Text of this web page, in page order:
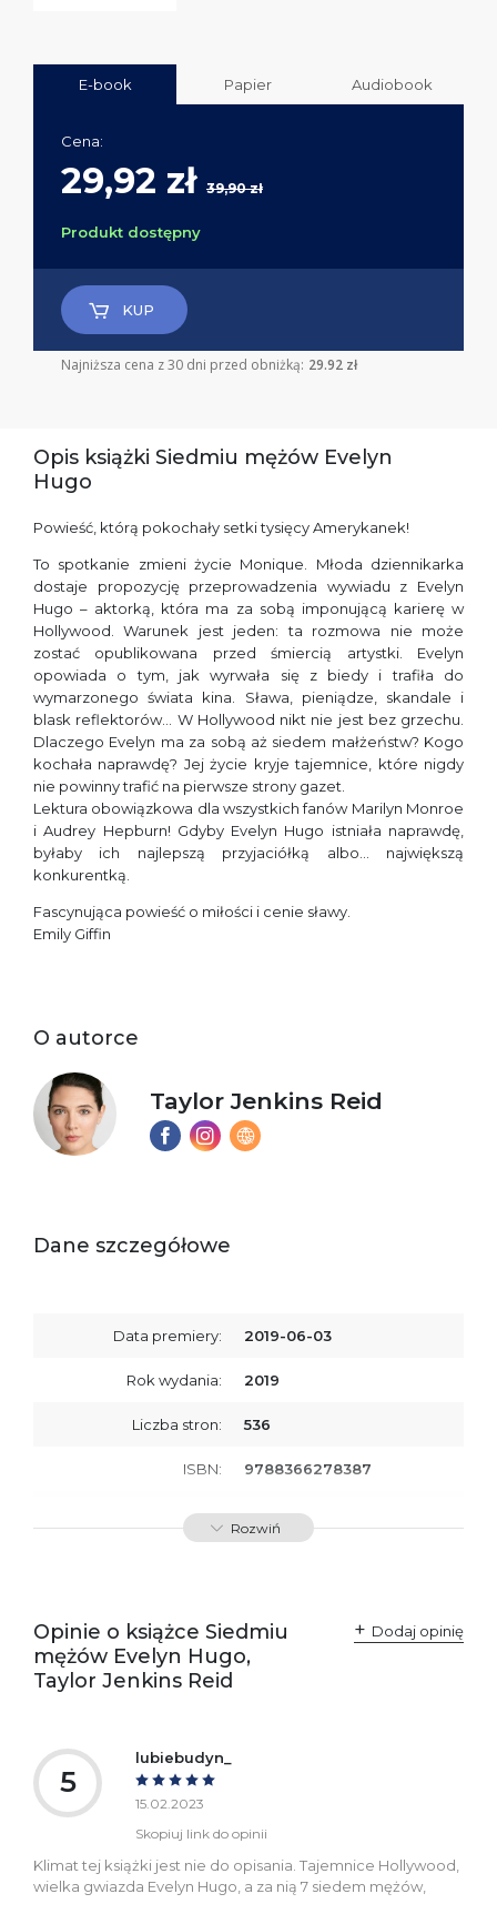
E-book Papier Audiobook
Cena:
29,92 zł 39,90 zł
Produkt dostępny
KUP
Najniższa cena z 30 dni przed obniżką: 29.92 zł
Opis książki Siedmiu mężów Evelyn
Hugo
Powieść, którą pokochały setki tysięcy Amerykanek!
To spotkanie zmieni życie Monique. Młoda dziennikarka
dostaje propozycję przeprowadzenia wywiadu z Evelyn
Hugo – aktorką, która ma za sobą imponującą karierę w
Hollywood. Warunek jest jeden: ta rozmowa nie może
zostać opublikowana przed śmiercią artystki. Evelyn
opowiada o tym, jak wyrwała się z biedy i trafiła do
wymarzonego świata kina. Sława, pieniądze, skandale i
blask reflektorów… W Hollywood nikt nie jest bez grzechu.
Dlaczego Evelyn ma za sobą aż siedem małżeństw? Kogo
kochała naprawdę? Jej życie kryje tajemnice, które nigdy
nie powinny trafić na pierwsze strony gazet.
Lektura obowiązkowa dla wszystkich fanów Marilyn Monroe
i Audrey Hepburn! Gdyby Evelyn Hugo istniała naprawdę,
byłaby ich najlepszą przyjaciółką albo… największą
konkurentką.
Fascynująca powieść o miłości i cenie sławy.
Emily Giffin
O autorce
Taylor Jenkins Reid
Dane szczegółowe
Data premiery: 2019-06-03
Rok wydania: 2019
Liczba stron: 536
ISBN: 9788366278387
SKU: E201108
Polska
kontakt@wydajenamsie.pl
+48 61 623 38 38
Rozwiń
Opinie o książce Siedmiu
mężów Evelyn Hugo,
Taylor Jenkins Reid
Dodaj opinię
5
lubiebudyn_
15.02.2023
Skopiuj link do opinii
Klimat tej książki jest nie do opisania. Tajemnice Hollywood,
wielka gwiazda Evelyn Hugo, a za nią 7 siedem mężów,